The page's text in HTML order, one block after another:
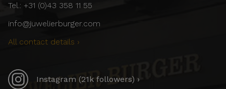
Tel.: +31 (0)43 358 11 55
info@juwelierburger.com
All contact details ›
Instagram (21k followers) ›